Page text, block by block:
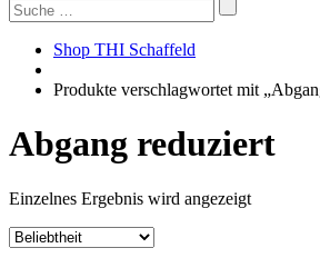
nach:
Shop THI Schaffeld
Produkte verschlagwortet mit
Abgang reduziert
Einzelnes Ergebnis wird angezeigt